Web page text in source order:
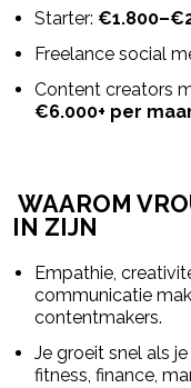
Starter:
Freelance social
Content creators
€6.000+ per
WAAROM
IN ZIJN
Empathie,
communicatie
contentmakers.
Je groeit snel als
fitness, finance,